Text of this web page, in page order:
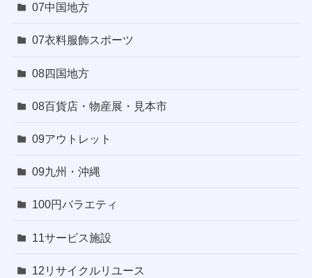
07中国地方
07衣料服飾スポーツ
08四国地方
08百貨店・物産展・見本市
09アウトレット
09九州・沖縄
100円バラエティ
11サービス施設
12リサイクルリユース